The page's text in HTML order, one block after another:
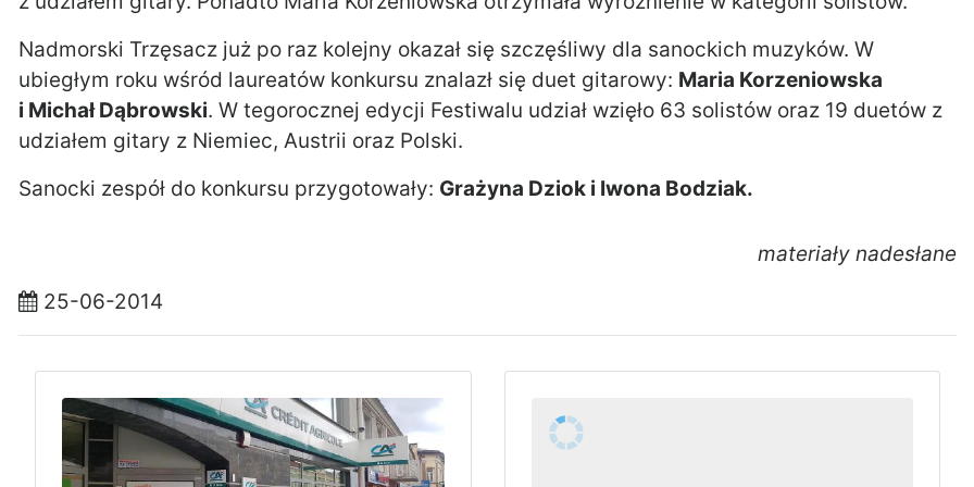
Nadmorski Trzęsacz już po raz kolejny okazał się szczęśliwy dla sanockich muzyków. W
ubiegłym roku wśród laureatów konkursu znalazł się duet gitarowy: Maria Korzeniowska
i Michał Dąbrowski. W tegorocznej edycji Festiwalu udział wzięło 63 solistów oraz 19 duetów z
udziałem gitary z Niemiec, Austrii oraz Polski.
Sanocki zespół do konkursu przygotowały: Grażyna Dziok i Iwona Bodziak.
materiały nadesłane
25-06-2014